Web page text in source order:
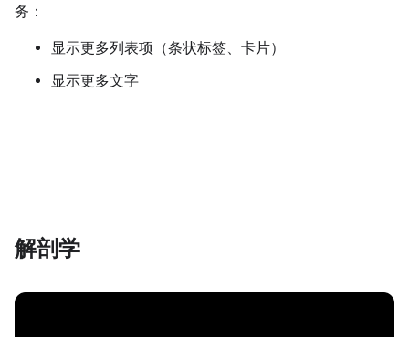
务：
显示更多列表项（条状标签、卡片）
显示更多文字
解剖学